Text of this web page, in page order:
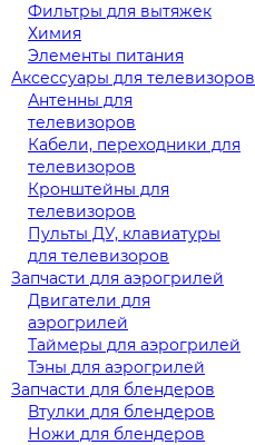
Фильтры для вытяжек
Химия
Элементы питания
Аксессуары для телевизоров
Антенны для
телевизоров
Кабели, переходники для
телевизоров
Кронштейны для
телевизоров
Пульты ДУ, клавиатуры
для телевизоров
Запчасти для аэрогрилей
Двигатели для
аэрогрилей
Таймеры для аэрогрилей
Тэны для аэрогрилей
Запчасти для блендеров
Втулки для блендеров
Ножи для блендеров